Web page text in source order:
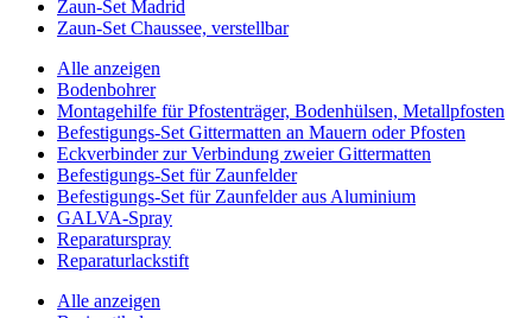
Zaun-Set Madrid
Zaun-Set Chaussee, verstellbar
Alle anzeigen
Bodenbohrer
Montagehilfe für Pfostenträger, Bodenhülsen, Metallpfosten
Befestigungs-Set Gittermatten an Mauern oder Pfosten
Eckverbinder zur Verbindung zweier Gittermatten
Befestigungs-Set für Zaunfelder
Befestigungs-Set für Zaunfelder aus Aluminium
GALVA-Spray
Reparaturspray
Reparaturlackstift
Alle anzeigen